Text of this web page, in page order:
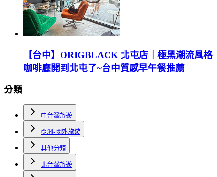
【台中】ORIGBLACK 北屯店｜極黑潮流風格
咖啡廳開到北屯了~台中質感早午餐推薦
分類
中台灣旅遊
亞洲-國外旅遊
其他分類
北台灣旅遊